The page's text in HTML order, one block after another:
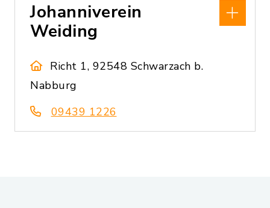
Johanniverein
Weiding
Richt 1, 92548 Schwarzach b.
Nabburg
09439 1226